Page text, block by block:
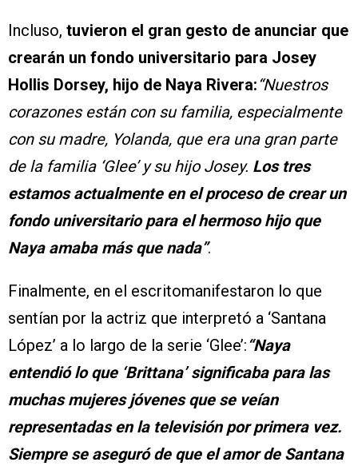
Incluso, tuvieron el gran gesto de anunciar que
crearán un fondo universitario para Josey
Hollis Dorsey, hijo de Naya Rivera:“Nuestros
corazones están con su familia, especialmente
con su madre, Yolanda, que era una gran parte
de la familia ‘Glee’ y su hijo Josey. Los tres
estamos actualmente en el proceso de crear un
fondo universitario para el hermoso hijo que
Naya amaba más que nada”.
Finalmente, en el escritomanifestaron lo que
sentían por la actriz que interpretó a ‘Santana
López’ a lo largo de la serie ‘Glee’:“Naya
entendió lo que ‘Brittana’ significaba para las
muchas mujeres jóvenes que se veían
representadas en la televisión por primera vez.
Siempre se aseguró de que el amor de Santana